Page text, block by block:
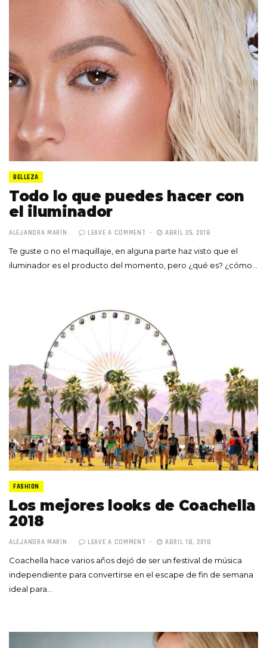
BELLEZA
Todo lo que puedes hacer con
el iluminador
ALEJANDRA MARÍN LEAVE A COMMENT ABRIL 25, 2018
Te guste o no el maquillaje, en alguna parte haz visto que el
iluminador es el producto del momento, pero ¿qué es? ¿cómo…
FASHION
Los mejores looks de Coachella
2018
ALEJANDRA MARÍN LEAVE A COMMENT ABRIL 18, 2018
Coachella hace varios años dejó de ser un festival de música
independiente para convertirse en el escape de fin de semana
ideal para…